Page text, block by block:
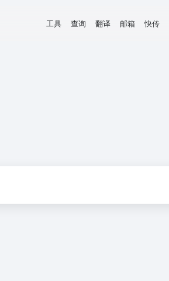
工具 查询 翻译 邮箱 快传